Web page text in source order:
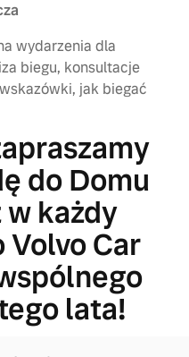
wydarzenia dla
biegu, konsultacje
jak biegać
do Domu
w każdy
Car
lata!